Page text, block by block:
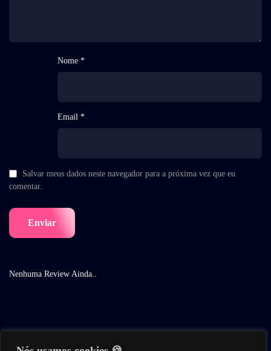
Nome *
Email *
Salvar meus dados neste navegador para a próxima vez que eu
comentar.
Nenhuma Review Ainda..